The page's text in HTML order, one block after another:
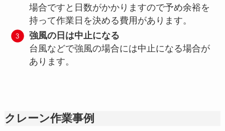
場合ですと日数がかかりますので予め余裕を
持って作業日を決める費用があります。
強風の日は中止になる
台風などで強風の場合には中止になる場合が
あります。
クレーン作業事例